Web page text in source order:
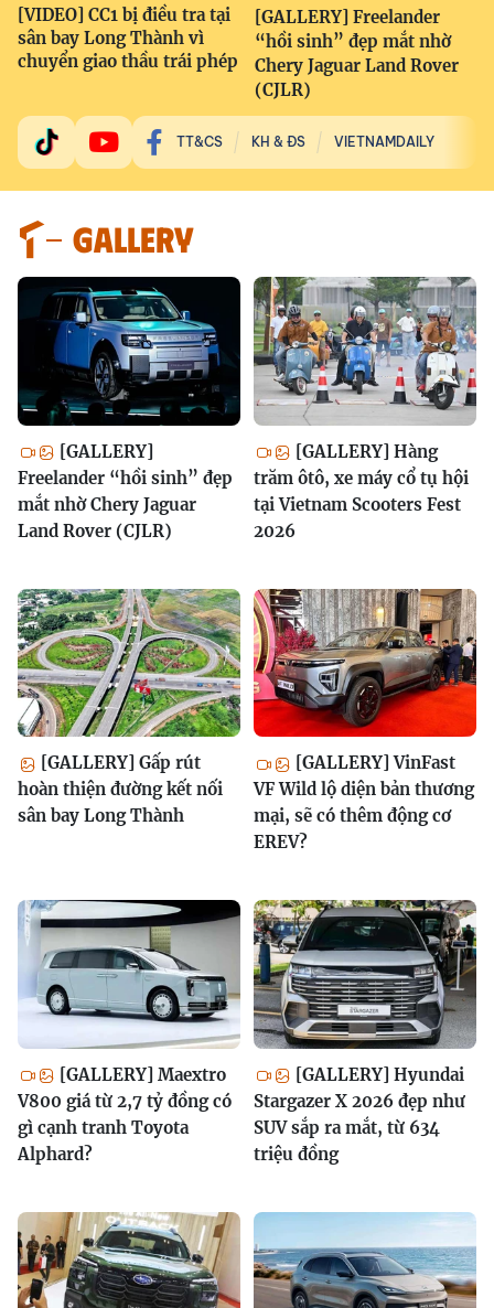
[VIDEO] CC1 bị điều tra tại
sân bay Long Thành vì
chuyển giao thầu trái phép
[GALLERY] Freelander
“hồi sinh” đẹp mắt nhờ
Chery Jaguar Land Rover
(CJLR)
TT&CS KH & ĐS VIETNAMDAILY
GALLERY
[GALLERY]
Freelander “hồi sinh” đẹp
mắt nhờ Chery Jaguar
Land Rover (CJLR)
[GALLERY] Hàng
trăm ôtô, xe máy cổ tụ hội
tại Vietnam Scooters Fest
2026
[GALLERY] Gấp rút
hoàn thiện đường kết nối
sân bay Long Thành
[GALLERY] VinFast
VF Wild lộ diện bản thương
mại, sẽ có thêm động cơ
EREV?
[GALLERY] Maextro
V800 giá từ 2,7 tỷ đồng có
gì cạnh tranh Toyota
Alphard?
[GALLERY] Hyundai
Stargazer X 2026 đẹp như
SUV sắp ra mắt, từ 634
triệu đồng